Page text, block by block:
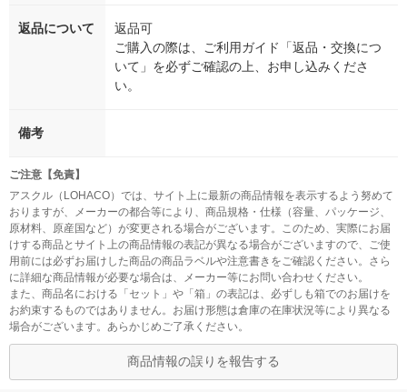
返品について
返品可
ご購入の際は、ご利用ガイド「返品・交換につ
いて」を必ずご確認の上、お申し込みくださ
い。
備考
ご注意【免責】
アスクル（LOHACO）では、サイト上に最新の商品情報を表示するよう努めて
おりますが、メーカーの都合等により、商品規格・仕様（容量、パッケージ、
原材料、原産国など）が変更される場合がございます。このため、実際にお届
けする商品とサイト上の商品情報の表記が異なる場合がございますので、ご使
用前には必ずお届けした商品の商品ラベルや注意書きをご確認ください。さら
に詳細な商品情報が必要な場合は、メーカー等にお問い合わせください。
また、商品名における「セット」や「箱」の表記は、必ずしも箱でのお届けを
お約束するものではありません。お届け形態は倉庫の在庫状況等により異なる
場合がございます。あらかじめご了承ください。
商品情報の誤りを報告する